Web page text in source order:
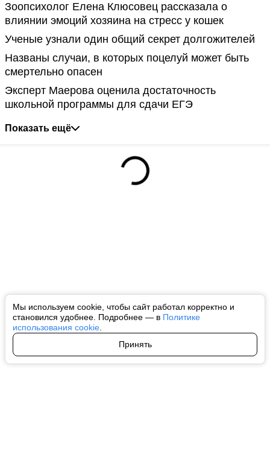
Мы используем cookie, чтобы сайт работал корректно и
становился удобнее. Подробнее — в Политике
использования cookie
Принять
Зоопсихолог Елена Клюсовец рассказала о
влиянии эмоций хозяина на стресс у кошек
Ученые узнали один общий секрет долгожителей
Названы случаи, в которых поцелуй может быть
смертельно опасен
Эксперт Маерова оценила достаточность
школьной программы для сдачи ЕГЭ
Показать ещё